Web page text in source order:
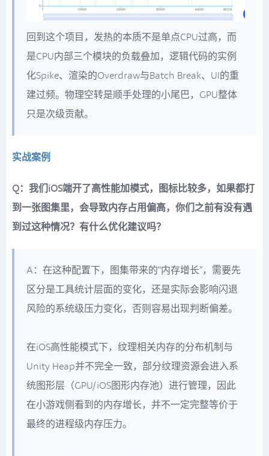
回到这个项目，发热的本质不是单点CPU过高，而
是CPU内部三个模块的负载叠加，逻辑代码的实例
化Spike、渲染的Overdraw与Batch Break、UI的重
建过频。物理空转是顺手处理的小尾巴，GPU整体
只是次级贡献。
实战案例
Q：我们iOS端开了高性能加模式，图标比较多，如果都打
到一张图集里，会导致内存占用偏高，你们之前有没有遇
到过这种情况？有什么优化建议吗？
A：在这种配置下，图集带来的“内存增长”，需要先
区分是工具统计层面的变化，还是实际会影响闪退
风险的系统级压力变化，否则容易出现判断偏差。
在iOS高性能模式下，纹理相关内存的分布机制与
Unity Heap并不完全一致，部分纹理资源会进入系
统图形层（GPU/iOS图形内存池）进行管理，因此
在小游戏侧看到的内存增长，并不一定完整等价于
最终的进程级内存压力。